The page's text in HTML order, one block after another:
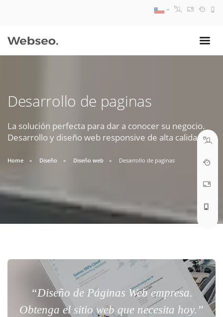
Desarrollo de paginas
La solución perfecta para dar a conocer su negocio.
Desarrollo y diseño web responsive de alta calidad.
Home Diseño Diseño web Desarrollo de paginas
“Diseño de Páginas Web empresa.
Obtenga el sitio web que necesita hoy.”
09:30 AM A 18:30 PM
soporte@webseo.cl